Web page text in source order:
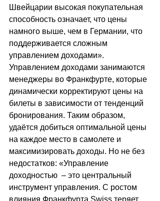
Швейцарии высокая покупательная
способность означает, что цены
намного выше, чем в Германии, что
поддерживается сложным
управлением доходами».
Управлением доходами занимаются
менеджеры во Франкфурте, которые
динамически корректируют цены на
билеты в зависимости от тенденций
бронирования. Таким образом,
удаётся добиться оптимальной цены
на каждое место в самолете и
максимизировать доходы. Но не без
недостатков: «Управление
доходностью – это центральный
инструмент управления. С ростом
влияния Франкфурта Swiss теряет